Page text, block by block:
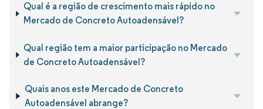
Qual é a região de crescimento mais rápido no
Mercado de Concreto Autoadensável?
Qual região tem a maior participação no Mercado
de Concreto Autoadensável?
Quais anos este Mercado de Concreto
Autoadensável abrange?